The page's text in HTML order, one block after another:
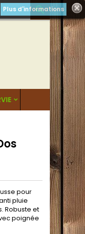

Plus d'informations
pour
pluie
Robuste et
poignée